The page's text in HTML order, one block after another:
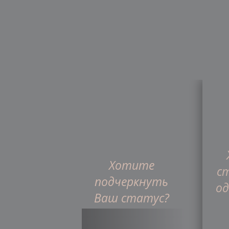
Хотите
подчеркнуть
Ваш статус?
Главная
Франшиза